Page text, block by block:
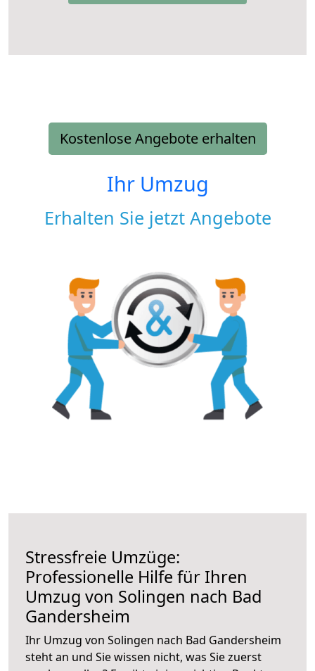
Kostenlose Angebote erhalten
Ihr Umzug
Erhalten Sie jetzt Angebote
Stressfreie Umzüge:
Professionelle Hilfe für Ihren
Umzug von Solingen nach Bad
Gandersheim
Ihr Umzug von Solingen nach Bad Gandersheim
steht an und Sie wissen nicht, was Sie zuerst